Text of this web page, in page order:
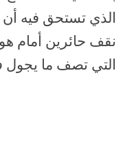
الذي تستحق فيه
نقف حائرين أمام
التي تصف ما يجول